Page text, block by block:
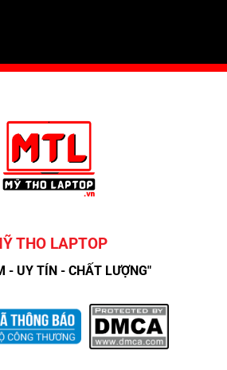
THO LAPTOP
- UY TÍN - CHẤT LƯỢNG"